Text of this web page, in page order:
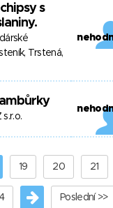
s
Trstená,
s.r.o.
19 20 21
Poslední >>